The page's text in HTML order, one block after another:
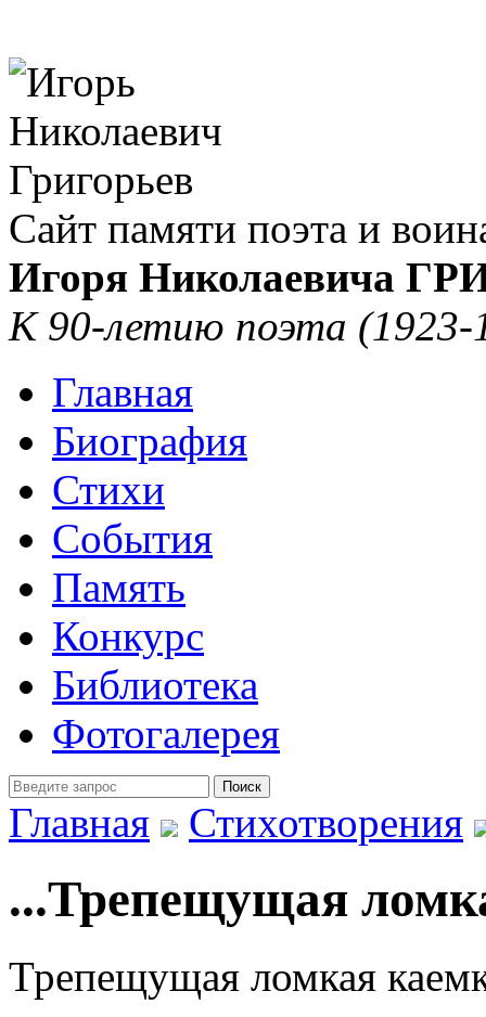
Сайт памяти поэта и
Игоря Николаевича
К 90-летию поэта (1923-
Главная
Биография
Стихи
События
Память
Конкурс
Библиотека
Фотогалерея
Главная
Стихотворения
...Трепещущая
Трепещущая ломкая